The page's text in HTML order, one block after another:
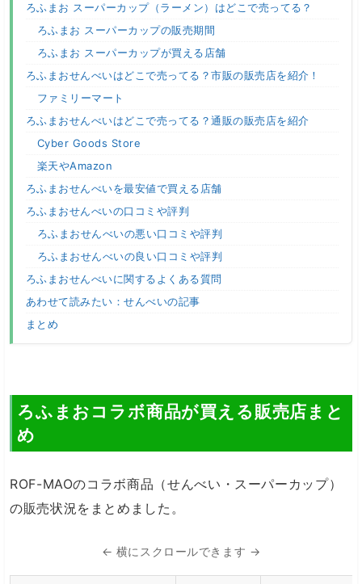
ろふまお スーパーカップ（ラーメン）はどこで売ってる？
ろふまお スーパーカップの販売期間
ろふまお スーパーカップが買える店舗
ろふまおせんべいはどこで売ってる？市販の販売店を紹介！
ファミリーマート
ろふまおせんべいはどこで売ってる？通販の販売店を紹介
Cyber Goods Store
楽天やAmazon
ろふまおせんべいを最安値で買える店舗
ろふまおせんべいの口コミや評判
ろふまおせんべいの悪い口コミや評判
ろふまおせんべいの良い口コミや評判
ろふまおせんべいに関するよくある質問
あわせて読みたい：せんべいの記事
まとめ
ろふまおコラボ商品が買える販売店まと
め
ROF-MAOのコラボ商品（せんべい・スーパーカップ）
の販売状況をまとめました。
← 横にスクロールできます →